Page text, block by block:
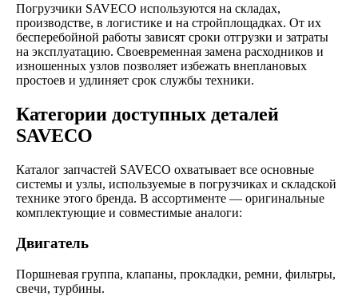
Погрузчики SAVECO используются на складах,
производстве, в логистике и на стройплощадках. От их
бесперебойной работы зависят сроки отгрузки и затраты
на эксплуатацию. Своевременная замена расходников и
изношенных узлов позволяет избежать внеплановых
простоев и удлиняет срок службы техники.
Категории доступных деталей
SAVECO
Каталог запчастей SAVECO охватывает все основные
системы и узлы, используемые в погрузчиках и складской
технике этого бренда. В ассортименте — оригинальные
комплектующие и совместимые аналоги:
Двигатель
Поршневая группа, клапаны, прокладки, ремни, фильтры,
свечи, турбины.